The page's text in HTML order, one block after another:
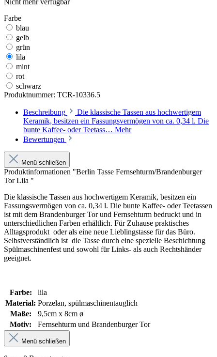
Farbe
blau
gelb
grün
lila
mint
rot
schwarz
Produktnummer: TCR-10336.5
Beschreibung
Die klassische Tassen aus hochwertigem
Keramik, besitzen ein Fassungsvermögen von ca. 0,34 l. Die
bunte Kaffee- oder Teetass… Mehr
Bewertungen
Menü schließen
Produktinformationen "Berlin Tasse Fernsehturm/Brandenburger
Tor Lila "
Die klassische Tassen aus hochwertigem Keramik, besitzen ein
Fassungsvermögen von ca. 0,34 l. Die bunte Kaffee- oder Teetassen
ist mit dem Brandenburger Tor und Fernsehturm bedruckt und in
unterschiedlichen Farben erhältlich. Für Zuhause praktisches
Alltagsprodukt oder als eine neue Lieblingstasse für das Büro.
Selbstverständlich ist die Tasse durch eine spezielle Beschichtung
Spülmaschinenfest und sowohl für Links- als auch Rechtshänder
geeignet.
Farbe:
lila
Material: Porzelan, spülmaschinentauglich
Maße:
9,5cm x 8cm ø
Motiv:
Fernsehturm und Brandenburger Tor
Menü schließen